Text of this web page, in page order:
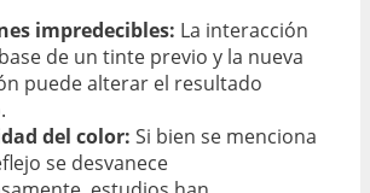
impredecibles: La interacción
de un tinte previo y la nueva
puede alterar el resultado
del color: Si bien se menciona
se desvanece